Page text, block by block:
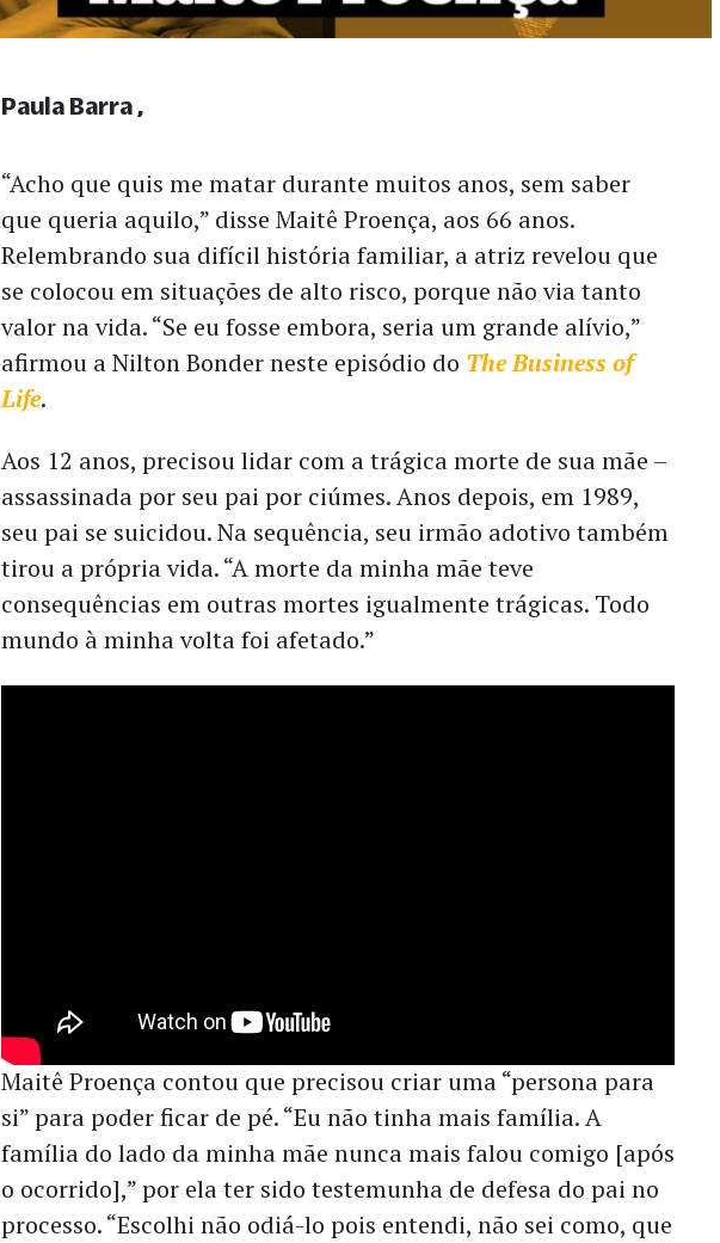
“Acho que quis me matar durante muitos anos, sem saber
que queria aquilo,” disse Maitê Proença, aos 66 anos.
Relembrando sua difícil história familiar, a atriz revelou que
se colocou em situações de alto risco, porque não via tanto
valor na vida. “Se eu fosse embora, seria um grande alívio,”
afirmou a Nilton Bonder neste episódio do The Business of
Life.
Aos 12 anos, precisou lidar com a trágica morte de sua mãe –
assassinada por seu pai por ciúmes. Anos depois, em 1989,
seu pai se suicidou. Na sequência, seu irmão adotivo também
tirou a própria vida. “A morte da minha mãe teve
consequências em outras mortes igualmente trágicas. Todo
mundo à minha volta foi afetado.”
Maitê Proença contou que precisou criar uma “persona para
si” para poder ficar de pé. “Eu não tinha mais família. A
família do lado da minha mãe nunca mais falou comigo [após
o ocorrido],” por ela ter sido testemunha de defesa do pai no
processo. “Escolhi não odiá-lo pois entendi, não sei como, que
Paula Barra